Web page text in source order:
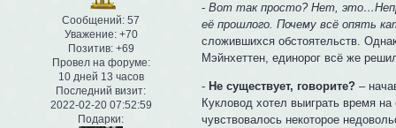
Сообщений: 57
Уважение: +70
Позитив: +69
Провел на форуме:
10 дней 13 часов
Последний визит:
2022-02-20 07:52:59
Подарки:
-Вот так просто? Нет,
её прошлого. Почему всё опять
сложившихся обстоятельств.
Мэйнхеттен, единорог всё же
- Не существует, говорите?–
Кукловод хотел выиграть время
чувствовалось некоторое